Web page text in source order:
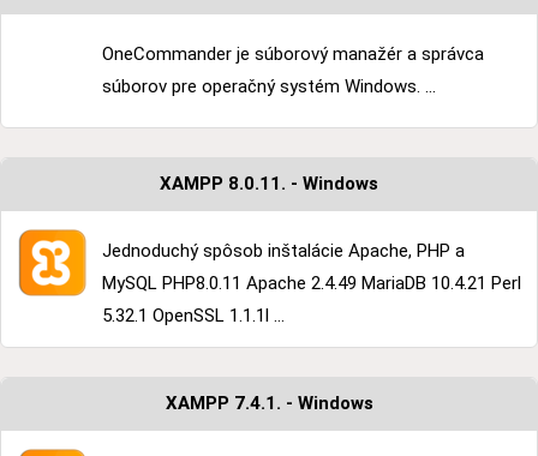
OneCommander je súborový manažér a správca
súborov pre operačný systém Windows. ...
XAMPP 8.0.11. - Windows
Jednoduchý spôsob inštalácie Apache, PHP a
MySQL PHP8.0.11 Apache 2.4.49 MariaDB 10.4.21 Perl
5.32.1 OpenSSL 1.1.1l ...
XAMPP 7.4.1. - Windows